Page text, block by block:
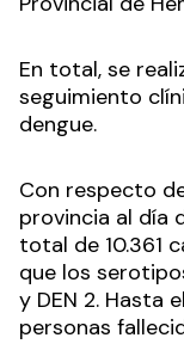
En total, se
seguimiento
dengue.
Con respecto
provincia al día
total de 10.361
que los
y DEN 2. Hasta
personas